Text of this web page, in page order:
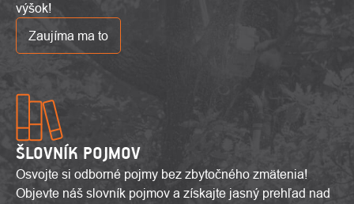
výšok!
Zaujíma ma to
ŠLOVNÍK POJMOV
Osvojte si odborné pojmy bez zbytočného zmätenia!
Objevte náš slovník pojmov a získajte jasný prehľad nad